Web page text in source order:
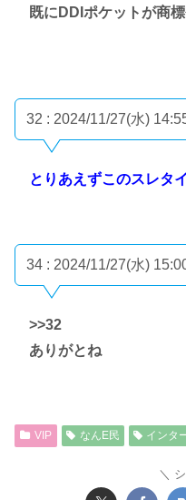
既にDDIポケットが商
32 : 2024/11/27(水)
とりあえずこのスレタ
34 : 2024/11/27(水)
>>32
ありがとね
VIP なんE民 インタ